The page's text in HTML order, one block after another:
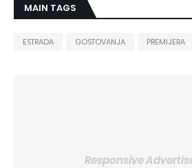
MAIN TAGS
ESTRADA GOSTOVANJA PREMIJERA
Responsive